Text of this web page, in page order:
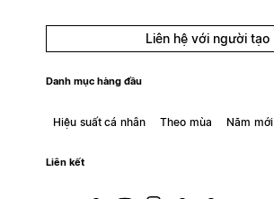
Liên hệ với người tạo
Danh mục hàng đầu
Hiệu suất cá nhân Theo mùa Năm mới
Liên kết